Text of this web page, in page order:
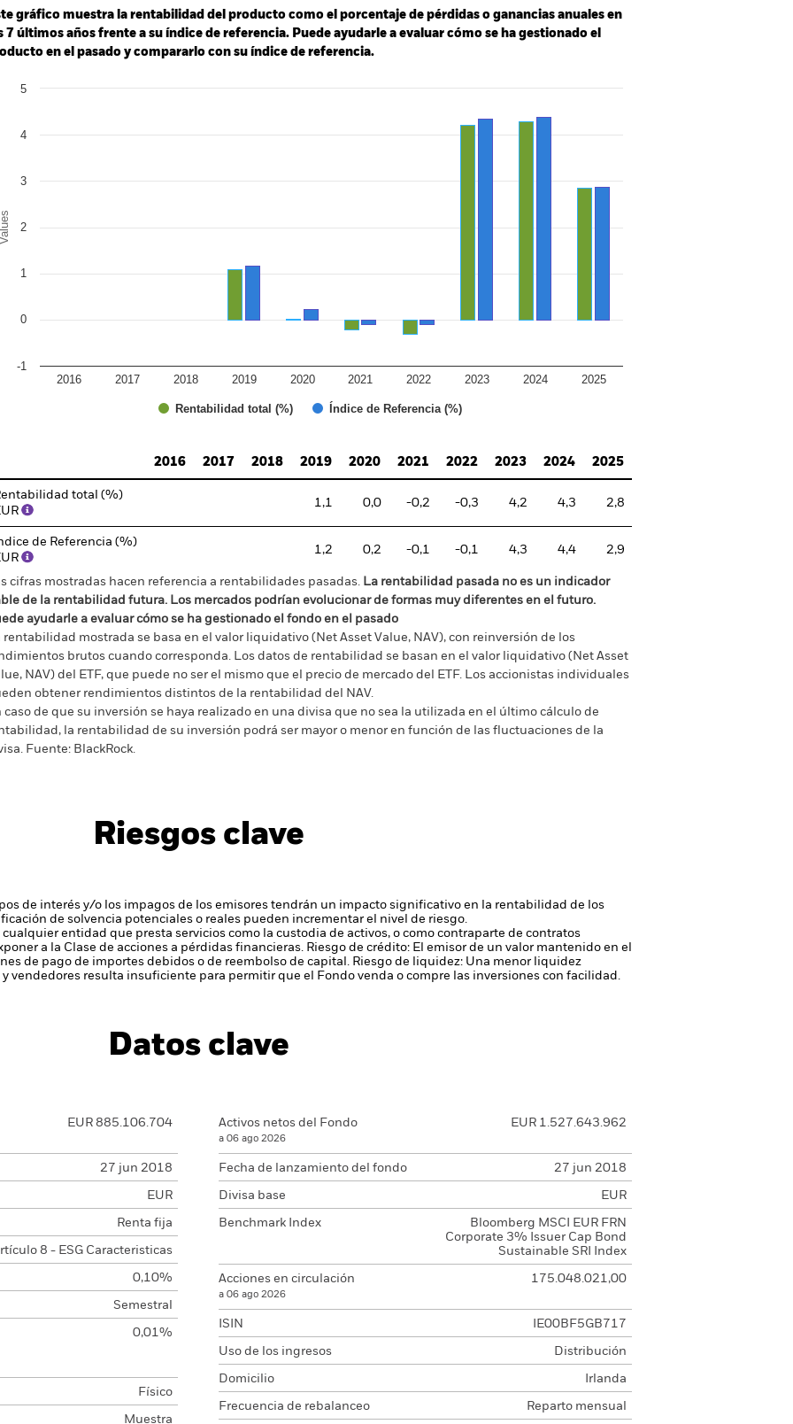
-12 to 24.
gráfico muestra la rentabilidad del producto como el porcentaje de pérdidas o ganancias anuales en
7 últimos años frente a su índice de referencia. Puede ayudarle a evaluar cómo se ha gestionado el
en el pasado y compararlo con su índice de referencia.
chart with 2 data series.
Values
Rentabilidad total (%) Índice de Referencia (%)
2016 2017 2018 2019 2020 2021 2022 2023 2024 2025
-1
0
1
2
3
4
5
2016
2017 2018 2019 2020 2021 2022 2023 2024 2025
total (%)
1,1 0,0 -0,2 -0,3 4,2 4,3 2,8
de Referencia (%)
1,2 0,2 -0,1 -0,1 4,3 4,4 2,9
cifras mostradas hacen referencia a rentabilidades pasadas. La rentabilidad pasada no es un indicador
de la rentabilidad futura. Los mercados podrían evolucionar de formas muy diferentes en el futuro.
ayudarle a evaluar cómo se ha gestionado el fondo en el pasado
rentabilidad mostrada se basa en el valor liquidativo (Net Asset Value, NAV), con reinversión de los
brutos cuando corresponda. Los datos de rentabilidad se basan en el valor liquidativo (Net Asset
NAV) del ETF, que puede no ser el mismo que el precio de mercado del ETF. Los accionistas individuales
obtener rendimientos distintos de la rentabilidad del NAV.
caso de que su inversión se haya realizado en una divisa que no sea la utilizada en el último cálculo de
la rentabilidad de su inversión podrá ser mayor o menor en función de las fluctuaciones de la
Fuente: BlackRock.
Riesgos clave
de interés y/o los impagos de los emisores tendrán un impacto significativo en la rentabilidad de los
de solvencia potenciales o reales pueden incrementar el nivel de riesgo.
entidad que presta servicios como la custodia de activos, o como contraparte de contratos
a la Clase de acciones a pérdidas financieras. Riesgo de crédito: El emisor de un valor mantenido en el
de pago de importes debidos o de reembolso de capital. Riesgo de liquidez: Una menor liquidez
vendedores resulta insuficiente para permitir que el Fondo venda o compre las inversiones con facilidad.
Datos clave
EUR 885.106.704
27 jun 2018
EUR
Renta fija
8 - ESG Caracteristicas
0,10%
Semestral
0,01%
Físico
Muestra
Activos netos del Fondo
a 06 ago 2026
EUR 1.527.643.962
Fecha de lanzamiento del fondo 27 jun 2018
Divisa base EUR
Benchmark Index
Bloomberg MSCI EUR FRN
Corporate 3% Issuer Cap Bond
Sustainable SRI Index
Acciones en circulación
a 06 ago 2026
175.048.021,00
ISIN IE00BF5GB717
Uso de los ingresos Distribución
Domicilio Irlanda
Frecuencia de rebalanceo Reparto mensual